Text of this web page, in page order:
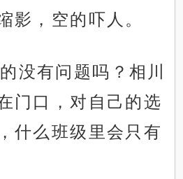
影，空的吓人。
没有问题吗？相川
门口，对自己的选
什么班级里会只有